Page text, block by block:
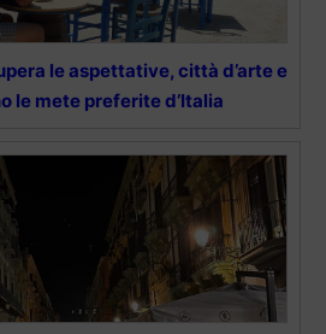
le aspettative, città d’arte e
le mete preferite d’Italia